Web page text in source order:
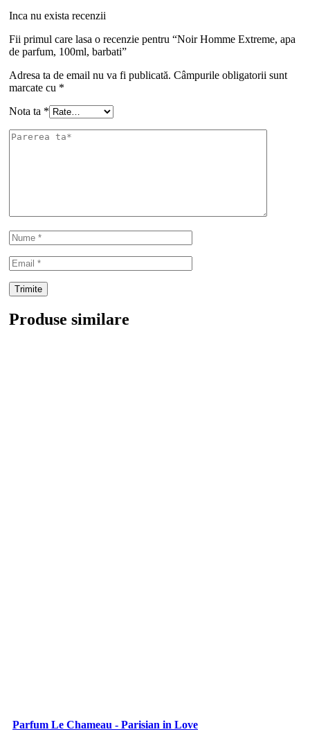
Inca nu exista recenzii
Fii primul care lasa o recenzie pentru “Noir Homme Extreme, apa
de parfum, 100ml, barbati”
Adresa ta de email nu va fi publicată. Câmpurile obligatorii sunt
marcate cu *
Nota ta *
Produse similare
Parfum Le Chameau - Parisian in Love